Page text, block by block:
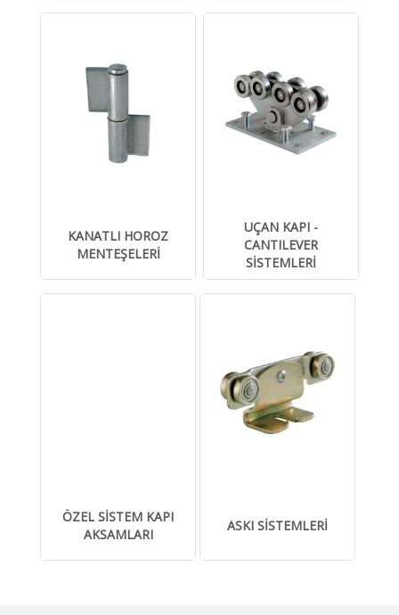
KANATLI HOROZ
MENTEŞELERİ
UÇAN KAPI -
CANTILEVER
SİSTEMLERİ
ÖZEL SİSTEM KAPI
AKSAMLARI
ASKI SİSTEMLERİ